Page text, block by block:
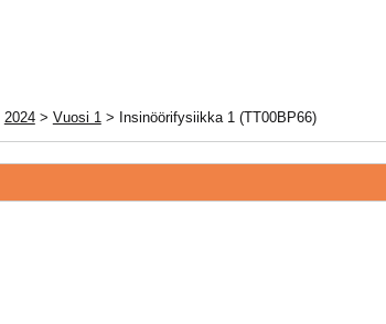
2024> Vuosi 1> Insinöörifysiikka 1 (TT00BP66)